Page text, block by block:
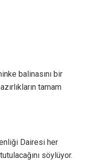
balinasını bir
tamam
Dairesi her
söylüyor.